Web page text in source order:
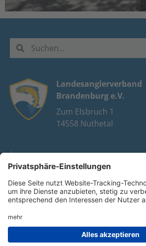
Landesanglerverband
Brandenburg e.V.
Zum Elsbruch 1
14558 Nuthetal
Impressum
Datenschutz
FAQ